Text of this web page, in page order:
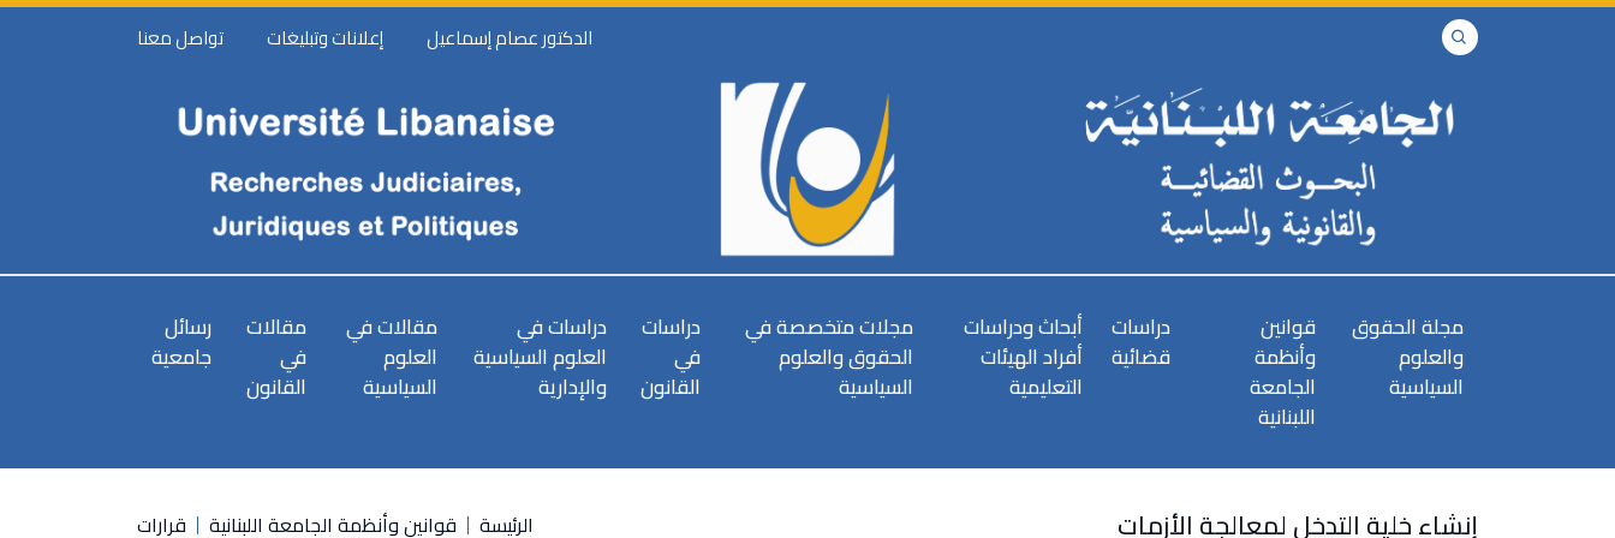
الدكتور عصام إسماعيل إعلانات وتبليغات تواصل معنا
مجلة الحقوق
والعلوم
السياسية
قوانين
وأنظمة
الجامعة
اللبنانية
دراسات
قضائية
أبحاث ودراسات
أفراد الهيئات
التعليمية
مجلات متخصصة في
الحقوق والعلوم
السياسية
دراسات
في
القانون
دراسات في
العلوم السياسية
والإدارية
مقالات في
العلوم
السياسية
مقالات
في
القانون
رسائل
جامعية
إنشاء خلية التدخل لمعالجة الأزمات الرئيسة قوانين وأنظمة الجامعة اللبنانية قرارات